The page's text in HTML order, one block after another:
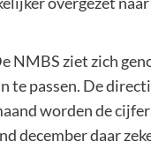
NMBS ziet zich
te passen. De
worden de
december daar